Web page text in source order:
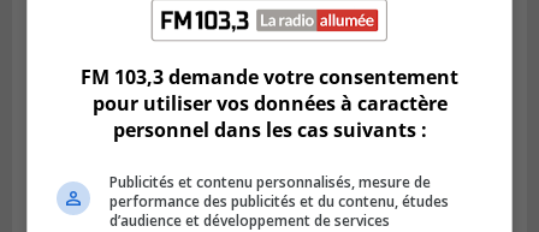
BROSSARD
Le transport à la demande du RTL prend
de l’expansion à Brossard
FM 103,3 demande votre consentement
pour utiliser vos données à caractère
personnel dans les cas suivants :
Publicités et contenu personnalisés, mesure de
performance des publicités et du contenu, études
d’audience et développement de services